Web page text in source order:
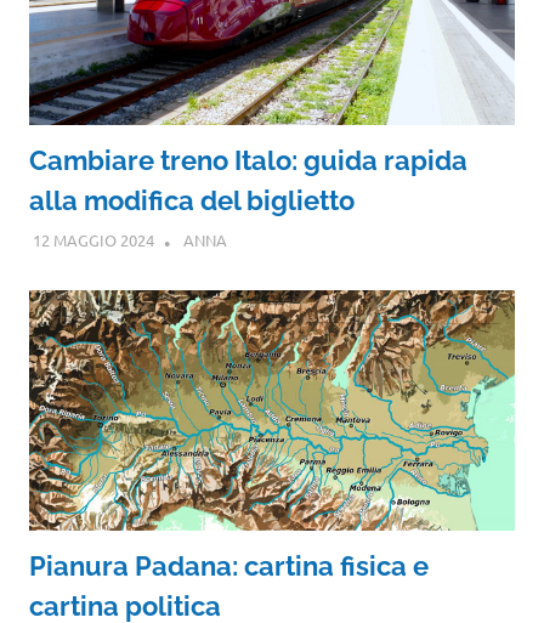
Cambiare treno Italo: guida rapida
alla modifica del biglietto
12 MAGGIO 2024 ANNA
Pianura Padana: cartina fisica e
cartina politica